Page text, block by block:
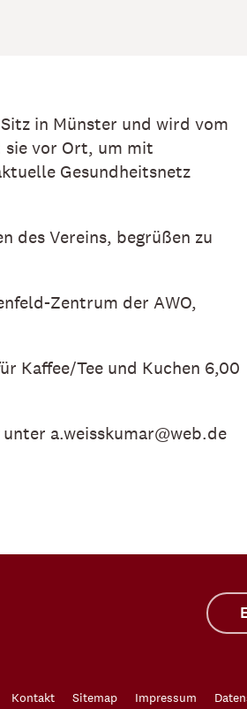
in Münster und wird vom
sie vor Ort, um mit
Gesundheitsnetz
des Vereins, begrüßen zu
Zentrum der AWO,
Kaffee/Tee und Kuchen 6,00
a.weisskumar@web.de
Kontakt Sitemap Impressum